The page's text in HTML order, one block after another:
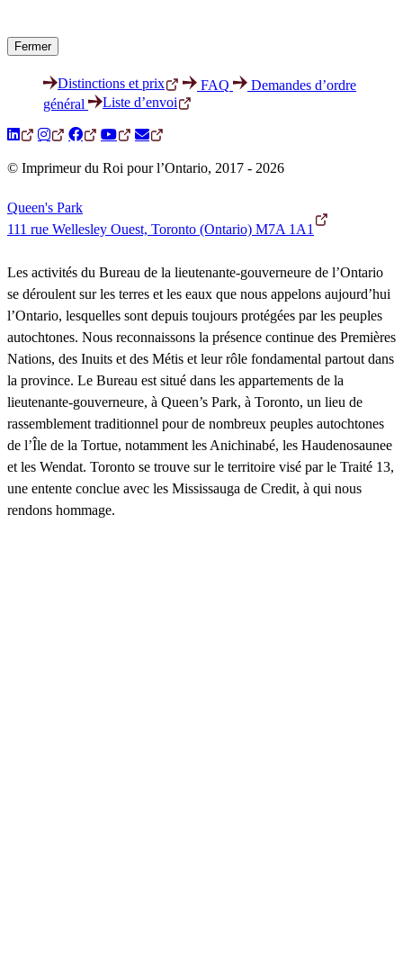
Fermer
Distinctions et prix FAQ
Demandes d’ordre
général
Liste d’envoi
© Imprimeur du Roi pour l’Ontario, 2017 - 2026
Queen's Park
111 rue Wellesley Ouest, Toronto (Ontario) M7A 1A1
Les activités du Bureau de la lieutenante-gouverneure de l’Ontario
se déroulent sur les terres et les eaux que nous appelons aujourd’hui
l’Ontario, lesquelles sont depuis toujours protégées par les peuples
autochtones. Nous reconnaissons la présence continue des Premières
Nations, des Inuits et des Métis et leur rôle fondamental partout dans
la province. Le Bureau est situé dans les appartements de la
lieutenante-gouverneure, à Queen’s Park, à Toronto, un lieu de
rassemblement traditionnel pour de nombreux peuples autochtones
de l’Île de la Tortue, notamment les Anichinabé, les Haudenosaunee
et les Wendat. Toronto se trouve sur le territoire visé par le Traité 13,
une entente conclue avec les Mississauga de Credit, à qui nous
rendons hommage.